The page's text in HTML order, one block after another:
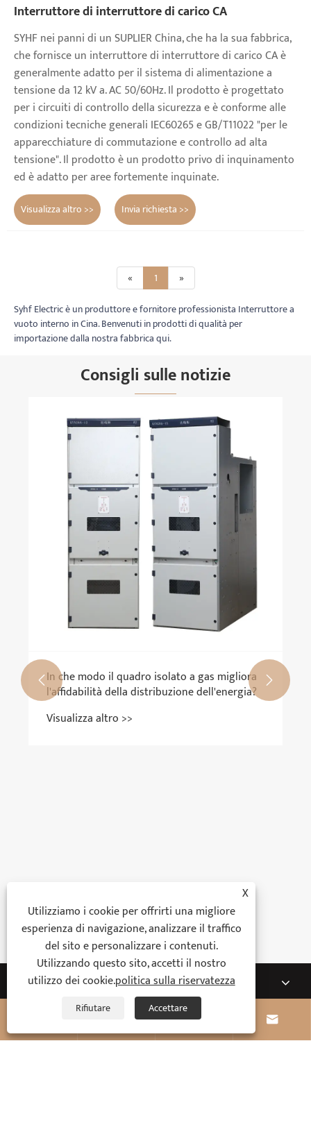
Interruttore di interruttore di carico CA
SYHF nei panni di un SUPLIER China, che ha la sua fabbrica,
che fornisce un interruttore di interruttore di carico CA è
generalmente adatto per il sistema di alimentazione a
tensione da 12 kV a. AC 50/60Hz. Il prodotto è progettato
per i circuiti di controllo della sicurezza e è conforme alle
condizioni tecniche generali IEC60265 e GB/T11022 "per le
apparecchiature di commutazione e controllo ad alta
tensione". Il prodotto è un prodotto privo di inquinamento
ed è adatto per aree fortemente inquinate.
Visualizza altro >> Invia richiesta >>
« 1
»
Syhf Electric è un produttore e fornitore professionista Interruttore a
vuoto interno in Cina. Benvenuti in prodotti di qualità per
importazione dalla nostra fabbrica qui.
Consigli sulle notizie
In che modo il quadro isolato a gas migliora
l'affidabilità della distribuzione dell'energia?
Visualizza altro >>
 
Chi siamo
 
X
Utilizziamo i cookie per offrirti una migliore
esperienza di navigazione, analizzare il traffico
del sito e personalizzare i contenuti.
Utilizzando questo sito, accetti il ​​nostro
utilizzo dei cookie.politica sulla riservatezza
Rifiutare Accettare